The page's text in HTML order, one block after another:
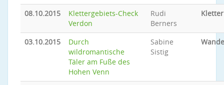
08.10.2015
Klettergebiets-Check
Verdon
Rudi
Berners
03.10.2015
Durch
wildromantische
Täler am Fuße des
Hohen Venn
Sabine
Sistig